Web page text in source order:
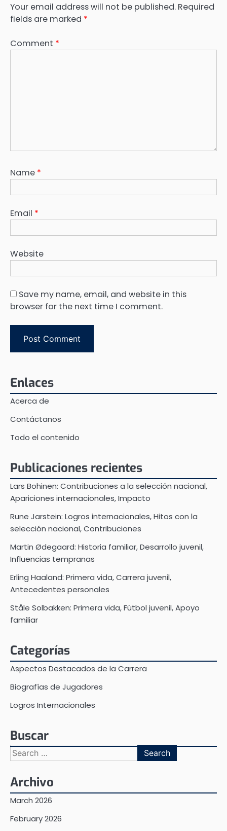
Your email address will not be published. Required
fields are marked *
Comment *
Name *
Email *
Website
Save my name, email, and website in this
browser for the next time I comment.
Enlaces
Acerca de
Contáctanos
Todo el contenido
Publicaciones recientes
Lars Bohinen: Contribuciones a la selección nacional,
Apariciones internacionales, Impacto
Rune Jarstein: Logros internacionales, Hitos con la
selección nacional, Contribuciones
Martin Ødegaard: Historia familiar, Desarrollo juvenil,
Influencias tempranas
Erling Haaland: Primera vida, Carrera juvenil,
Antecedentes personales
Ståle Solbakken: Primera vida, Fútbol juvenil, Apoyo
familiar
Categorías
Aspectos Destacados de la Carrera
Biografías de Jugadores
Logros Internacionales
Buscar
Search
for:
Archivo
March 2026
February 2026